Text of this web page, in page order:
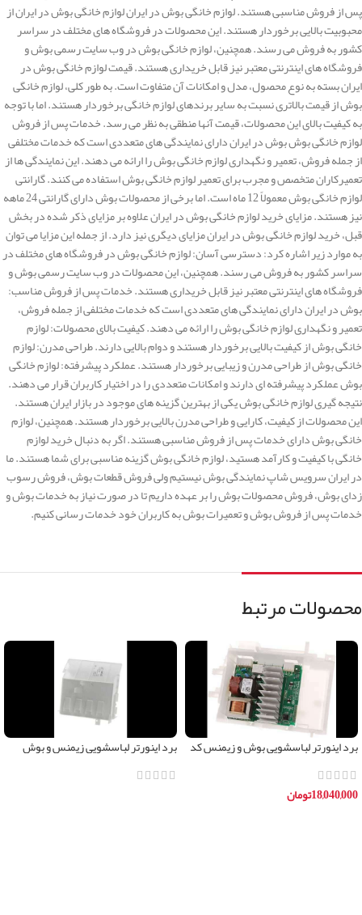
پس از فروش مناسبی هستند. لوازم خانگی بوش در ایران لوازم خانگی بوش در ایران از
محبوبیت بالایی برخوردار هستند. این محصولات در فروشگاه های مختلف در سراسر
کشور به فروش می رسند. همچنین، لوازم خانگی بوش در وب سایت رسمی بوش و
فروشگاه های اینترنتی معتبر نیز قابل خریداری هستند. قیمت لوازم خانگی بوش در
ایران بسته به نوع محصول، مدل و امکانات آن متفاوت است. به طور کلی، لوازم خانگی
بوش از قیمت بالاتری نسبت به سایر برندهای لوازم خانگی برخوردار هستند. اما با توجه
به کیفیت بالای این محصولات، قیمت آنها منطقی به نظر می رسد. خدمات پس از فروش
لوازم خانگی بوش بوش در ایران دارای نمایندگی های متعددی است که خدمات مختلفی
از جمله فروش، تعمیر و نگهداری لوازم خانگی بوش را ارائه می دهند. این نمایندگی ها از
تعمیرکاران متخصص و مجرب برای تعمیر لوازم خانگی بوش استفاده می کنند. گارانتی
لوازم خانگی بوش معمولاً 12 ماه است. اما برخی از محصولات بوش دارای گارانتی 24 ماهه
نیز هستند. مزایای خرید لوازم خانگی بوش در ایران علاوه بر مزایای ذکر شده در بخش
قبل، خرید لوازم خانگی بوش در ایران مزایای دیگری نیز دارد. از جمله این مزایا می توان
به موارد زیر اشاره کرد: دسترسی آسان: لوازم خانگی بوش در فروشگاه های مختلف در
سراسر کشور به فروش می رسند. همچنین، این محصولات در وب سایت رسمی بوش و
فروشگاه های اینترنتی معتبر نیز قابل خریداری هستند. خدمات پس از فروش مناسب:
بوش در ایران دارای نمایندگی های متعددی است که خدمات مختلفی از جمله فروش،
تعمیر و نگهداری لوازم خانگی بوش را ارائه می دهند. کیفیت بالای محصولات: لوازم
خانگی بوش از کیفیت بالایی برخوردار هستند و دوام بالایی دارند. طراحی مدرن: لوازم
خانگی بوش از طراحی مدرن و زیبایی برخوردار هستند. عملکرد پیشرفته: لوازم خانگی
بوش عملکرد پیشرفته ای دارند و امکانات متعددی را در اختیار کاربران قرار می دهند.
نتیجه گیری لوازم خانگی بوش یکی از بهترین گزینه های موجود در بازار ایران هستند.
این محصولات از کیفیت، کارایی و طراحی مدرن بالایی برخوردار هستند. همچنین، لوازم
خانگی بوش دارای خدمات پس از فروش مناسبی هستند. اگر به دنبال خرید لوازم
خانگی با کیفیت و کارآمد هستید، لوازم خانگی بوش گزینه مناسبی برای شما هستند. ما
در ایران سرویس شاپ نمایندگی بوش نیستیم ولی فروش قطعات بوش، فروش رسوب
زدای بوش، فروش محصولات بوش را بر عهده داریم تا در صورت نیاز به خدمات بوش و
خدمات پس از فروش بوش و تعمیرات بوش به کاربران خود خدمات رسانی کنیم.
محصولات مرتبط
برد اینورتر لباسشویی بوش و زیمنس کد
11032419
18,040,000تومان
برد اینورتر لباسشویی زیمنس و بوش
00679421